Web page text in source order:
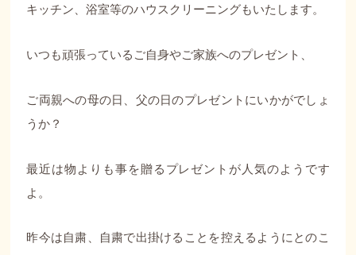
キッチン、浴室等のハウスクリーニングもいたします。
いつも頑張っているご自身やご家族へのプレゼント、
ご両親への母の日、父の日のプレゼントにいかがでしょ
うか？
最近は物よりも事を贈るプレゼントが人気のようです
よ。
昨今は自粛、自粛で出掛けることを控えるようにとのこ